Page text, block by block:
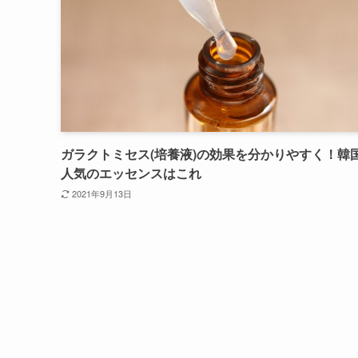
ガラクトミセス(培養液)の効果を分かりやすく！韓
人気のエッセンスはこれ
2021年9月13日